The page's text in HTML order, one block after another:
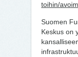
toihin/
Suomen
Keskus on